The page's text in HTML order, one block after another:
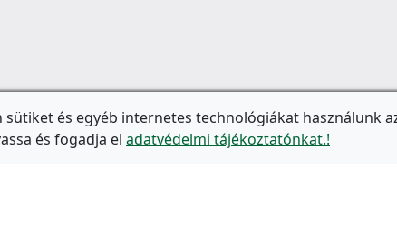
sütiket és egyéb internetes technológiákat használunk
és fogadja el adatvédelmi tájékoztatónkat.!